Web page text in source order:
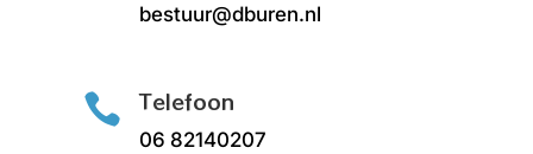
bestuur@dburen.nl
 Telefoon
06 82140207